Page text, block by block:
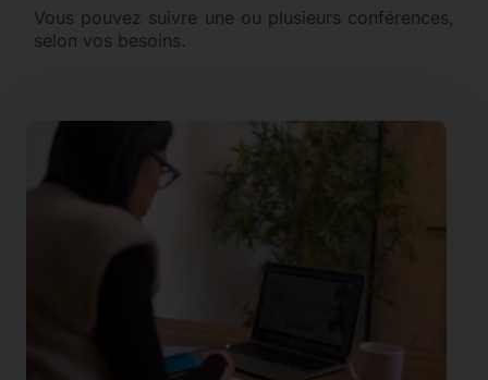
Vous pouvez suivre une ou plusieurs conférences,
selon vos besoins.